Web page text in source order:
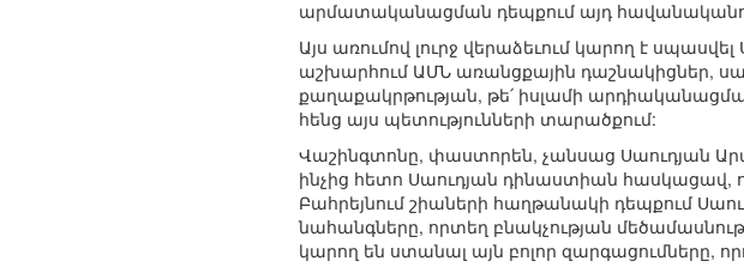
արմատականացման դեպքում այդ
Այս առումով լուրջ վերաձեւում կարող է
աշխարհում ԱՄՆ առանցքային դաշնակիցներ,
քաղաքակրթության, թե՛ իսլամի
հենց այս պետությունների տարածքում:
Վաշինգտոնը, փաստորեն, չանսաց Սաուդյան
ինչից հետո Սաուդյան դինաստիան հասկացավ,
Բահրեյնում շիաների հաղթանակի դեպքում
նահանգները, որտեղ բնակչության
կարող են ստանալ այն բոլոր զարգացումները,